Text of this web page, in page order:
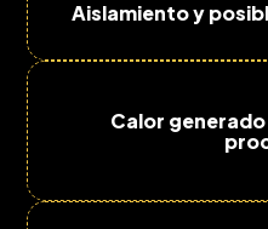
Aislamiento y
Calor